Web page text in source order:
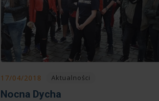
17/04/2018 Aktualności
Nocna Dycha